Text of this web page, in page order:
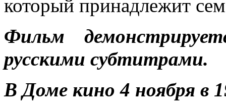
который принадлежит
Фильм
русскими субтитрами.
В Доме кино 4 ноября в